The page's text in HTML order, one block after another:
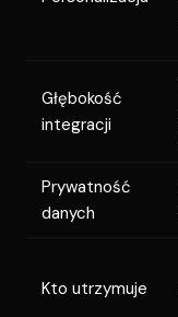
Głębokość
integracji
Prywatność
danych
Kto utrzymuje